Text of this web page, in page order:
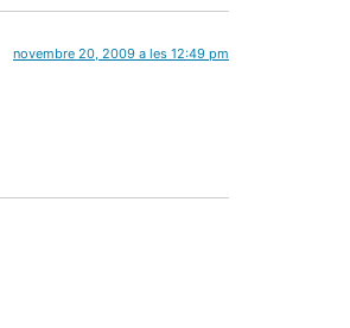
novembre 20, 2009 a les 12:49 pm